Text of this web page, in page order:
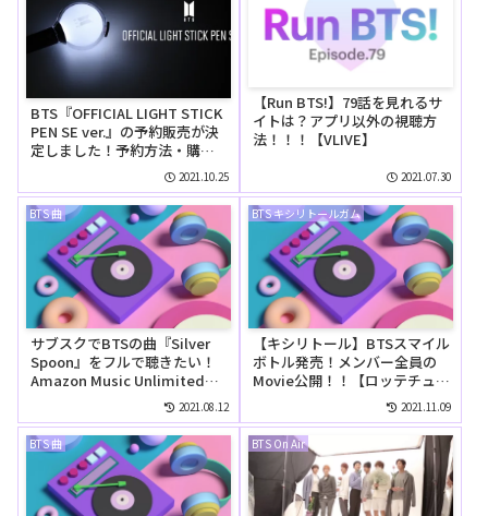
BTS『OFFICIAL LIGHT STICK
PEN SE ver.』の予約販売が決
定しました！予約方法・購入
2021.10.25
【Run BTS!】79話を見れるサ
イトは？アプリ以外の視聴方
法！！！【VLIVE】
2021.07.30
BTS 曲
サブスクでBTSの曲『Silver
Spoon』をフルで聴きたい！
Amazon Music Unlimitedで
2021.08.12
BTS キシリトールガム
【キシリトール】BTSスマイル
ボトル発売！メンバー全員の
Movie公開！！【ロッテチュー
2021.11.09
BTS 曲 BTS On Air